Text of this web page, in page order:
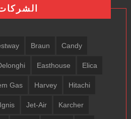
Braun Candy
Easthouse Elica
Gas Harvey Hitachi
Ignis Jet-Air Karcher